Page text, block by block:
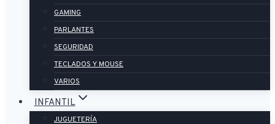
GAMING
PARLANTES
SEGURIDAD
TECLADOS Y MOUSE
VARIOS
INFANTIL
JUGUETERÍA